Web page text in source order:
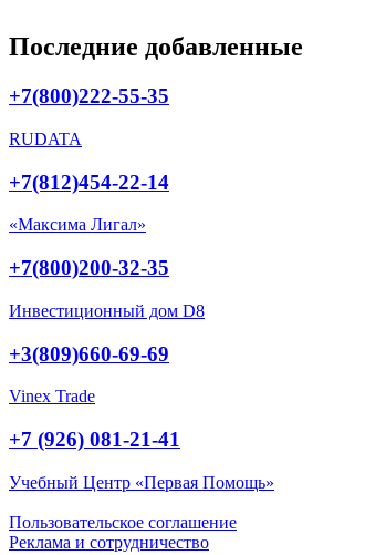
Последние добавленные
+7(800)222-55-35
RUDATA
+7(812)454-22-14
«Максима Лигал»
+7(800)200-32-35
Инвестиционный дом D8
+3(809)660-69-69
Vinex Trade
+7 (926) 081-21-41
Учебный Центр «Первая Помощь»
Пользовательское соглашение
Реклама и сотрудничество